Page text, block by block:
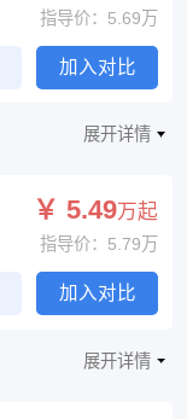
指导价：5.69万
加入对比
展开详情
￥ 5.49万起
指导价：5.79万
加入对比
展开详情